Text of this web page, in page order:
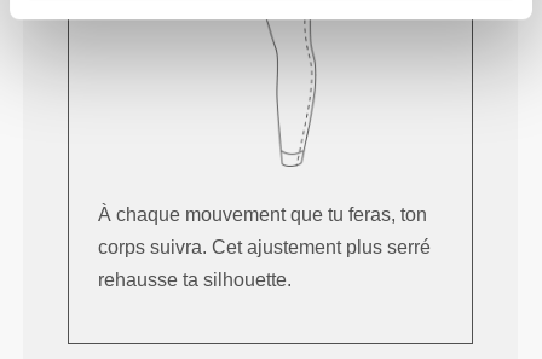
À chaque mouvement que tu feras, ton
corps suivra. Cet ajustement plus serré
rehausse ta silhouette.